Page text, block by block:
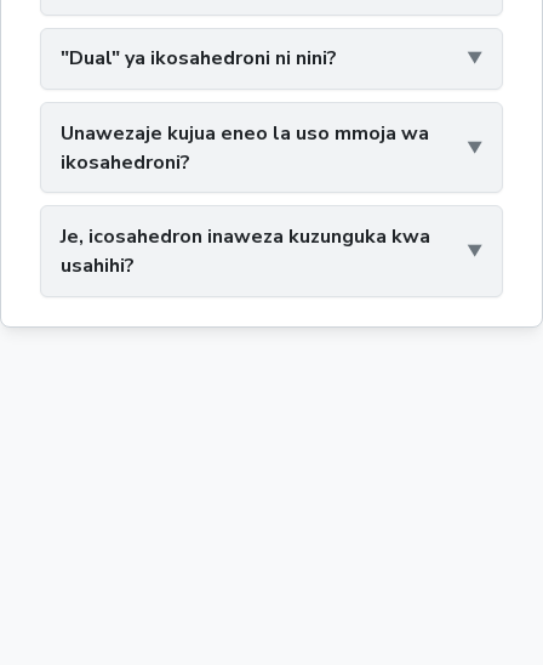
"Dual" ya ikosahedroni ni nini?
Unawezaje kujua eneo la uso mmoja wa
ikosahedroni?
Je, icosahedron inaweza kuzunguka kwa
usahihi?